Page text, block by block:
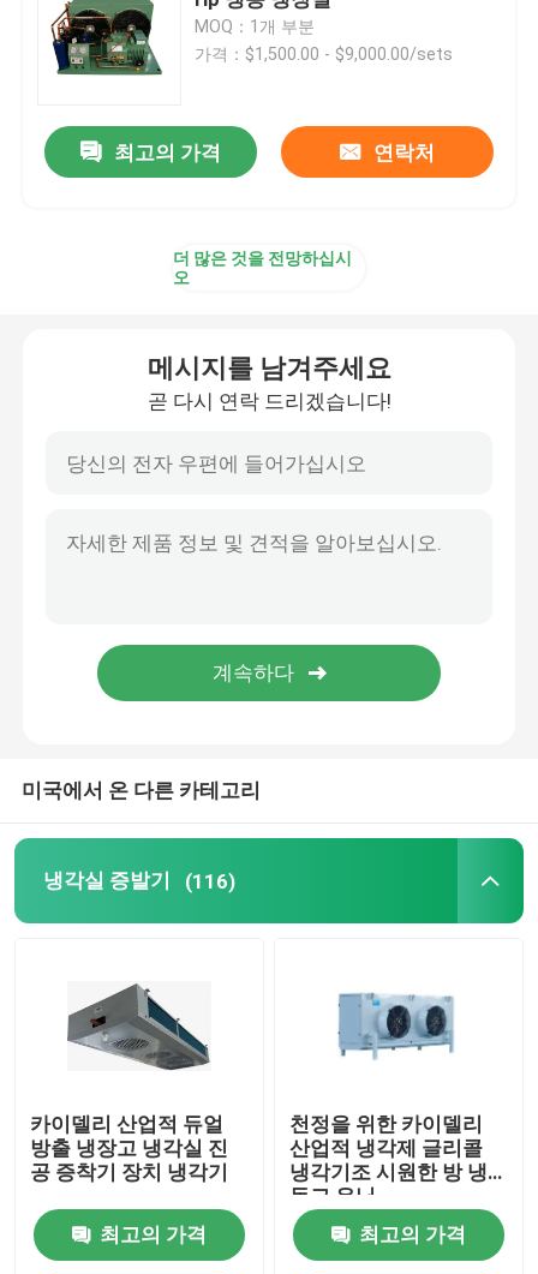
냉장실 공랭장치
냉장실 콘덴서
냉장실 응축 유닛
수냉응축기유닛
응축 유닛을 스크롤링하세요
MOQ：1개 부분
가격：$1,500.00 - $9,000.00/sets
최고의 가격 연락처
더 많은 것을 전망하십시
오
메시지를 남겨주세요
곧 다시 연락 드리겠습니다!
미국에서 온 다른 카테고리
냉각실 증발기 (116)
카이델리 산업적 듀얼
방출 냉장고 냉각실 진
공 증착기 장치 냉각기
최고의 가격
천정을 위한 카이델리
산업적 냉각제 글리콜
냉각기조 시원한 방 냉
동고 유닛
최고의 가격